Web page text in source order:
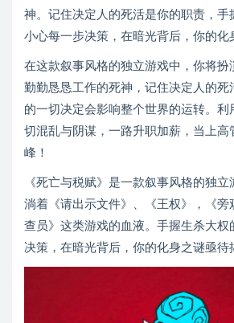
神。记住决定人的死活是你的职责，手
小心每一步决策，在暗光背后，你的化
在这款叙事风格的独立游戏中，你将扮
勤勤恳恳工作的死神，记住决定人的死
的一切决定会影响整个世界的运转。利
切混乱与阴谋，一路升职加薪，当上高
峰！
《死亡与税赋》是一款叙事风格的独
淌着《请出示文件》、《王权》，《旁
查员》这类游戏的血液。手握生杀大权
决策，在暗光背后，你的化身之谜亟待